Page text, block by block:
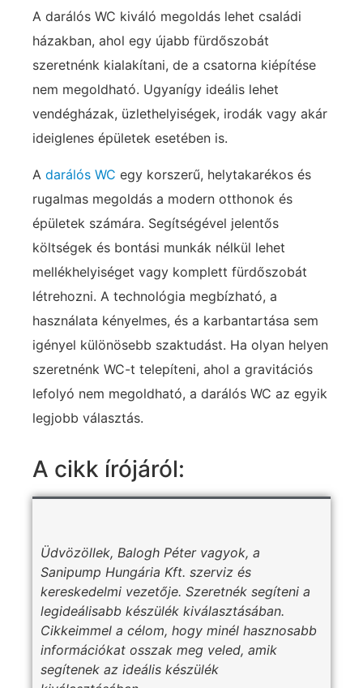
A darálós WC kiváló megoldás lehet családi
házakban, ahol egy újabb fürdőszobát
szeretnénk kialakítani, de a csatorna kiépítése
nem megoldható. Ugyanígy ideális lehet
vendégházak, üzlethelyiségek, irodák vagy akár
ideiglenes épületek esetében is.
A darálós WC egy korszerű, helytakarékos és
rugalmas megoldás a modern otthonok és
épületek számára. Segítségével jelentős
költségek és bontási munkák nélkül lehet
mellékhelyiséget vagy komplett fürdőszobát
létrehozni. A technológia megbízható, a
használata kényelmes, és a karbantartása sem
igényel különösebb szaktudást. Ha olyan helyen
szeretnénk WC-t telepíteni, ahol a gravitációs
lefolyó nem megoldható, a darálós WC az egyik
legjobb választás.
A cikk írójáról:
Üdvözöllek, Balogh Péter vagyok, a
Sanipump Hungária Kft. szerviz és
kereskedelmi vezetője. Szeretnék segíteni a
legideálisabb készülék kiválasztásában.
Cikkeimmel a célom, hogy minél hasznosabb
információkat osszak meg veled, amik
segítenek az ideális készülék